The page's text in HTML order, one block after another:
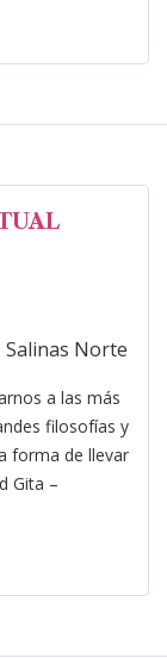
Norte
a las más
filosofías y
forma de llevar
Gita –